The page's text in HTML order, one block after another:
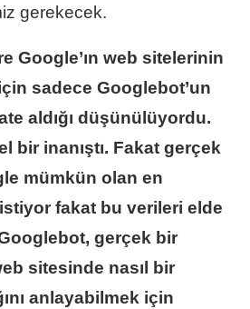
gerekecek.
Google’ın web sitelerinin
sadece Googlebot’un
aldığı düşünülüyordu.
bir inanıştı. Fakat gerçek
mümkün olan en
fakat bu verileri elde
gerçek bir
sitesinde nasıl bir
anlayabilmek için